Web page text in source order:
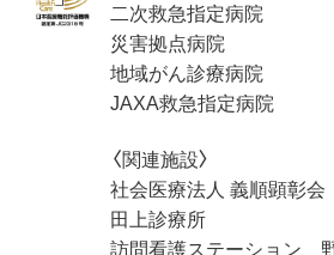
二次救急指定病院
災害拠点病院
地域がん診療病院
JAXA救急指定病院
〈関連施設〉
社会医療法人 義順顕彰会
田上診療所
訪問看護ステーション